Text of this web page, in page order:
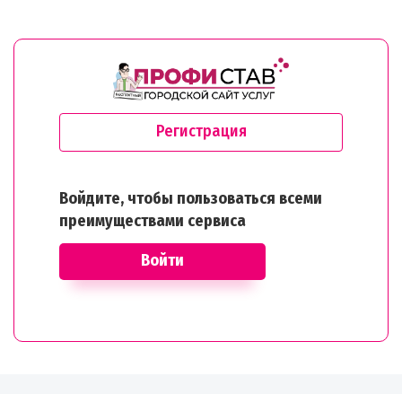
Регистрация
Войдите, чтобы пользоваться всеми
преимуществами сервиса
Войти